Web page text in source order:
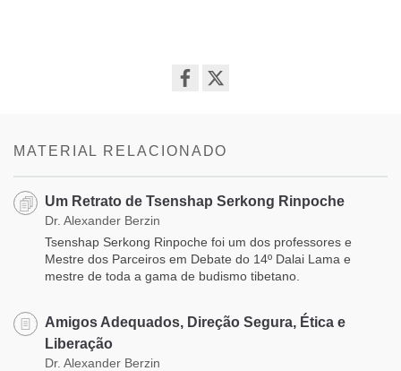
MATERIAL RELACIONADO
Um Retrato de Tsenshap Serkong Rinpoche
Dr. Alexander Berzin
Tsenshap Serkong Rinpoche foi um dos professores e
Mestre dos Parceiros em Debate do 14º Dalai Lama e
mestre de toda a gama de budismo tibetano.
Amigos Adequados, Direção Segura, Ética e
Liberação
Dr. Alexander Berzin